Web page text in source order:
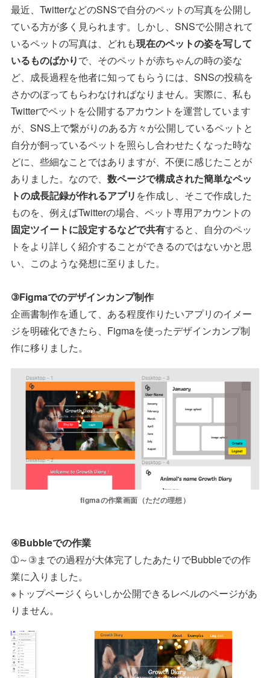
最近、TwitterなどのSNSで自分のペットの写真を公開し
ている方が多く見られます。しかし、SNSで公開されて
いるペットの写真は、どれも現在のペットの姿を写して
いるものばかりで、そのペットが赤ちゃんの時の姿な
ど、成長過程を他者に知ってもらうには、SNSの投稿を
さかのぼってもらわなければなりません。実際に、私も
Twitterでペットを公開するアカウントを運営しています
が、SNS上で繋がりのある方々が公開しているペットと
自分が飼っているペットを照らし合わせたくなった時な
どに、些細なことではありますが、不便に感じたことが
ありました。なので、 数ページで構成された簡単なペッ
トの成長記録が作れるアプリ を作成し、そこで作成した
ものを、例えばTwitterの場合、ペット専用アカウントの
固定ツイートに設定するなどで共有すると、自分のペッ
トをより詳しく紹介することができるのではないかと思
い、このような発想に至りました。
③Figmaでのデザインカンプ制作
企画書制作を通して、ある程度作りたいアプリのイメー
ジを明確化できたら、Figmaを使ったデザインカンプ制
作に移りました。
figmaの作業画面（ただの理想）
④Bubbleでの作業
➀～③までの過程が大体完了したあたりでBubbleでの作
業に入りました。
※トップページくらいしか公開できるレベルのページがあ
りません。